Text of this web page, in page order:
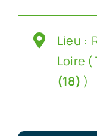
Lieu :
Loire (
(18) )